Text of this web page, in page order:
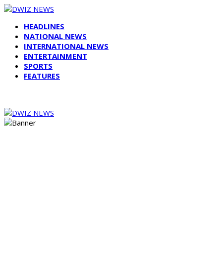
HEADLINES
NATIONAL NEWS
INTERNATIONAL NEWS
ENTERTAINMENT
SPORTS
FEATURES